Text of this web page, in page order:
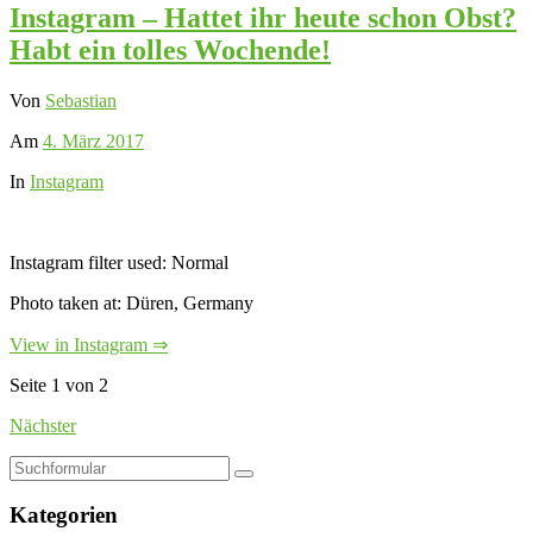
Instagram – Hattet ihr heute schon Obst?
Habt ein tolles Wochende!
Von Sebastian
Am 4. März 2017
In Instagram
Instagram filter used: Normal
Photo taken at: Düren, Germany
View in Instagram ⇒
Seite 1 von 2
Nächster
Suchen
Kategorien